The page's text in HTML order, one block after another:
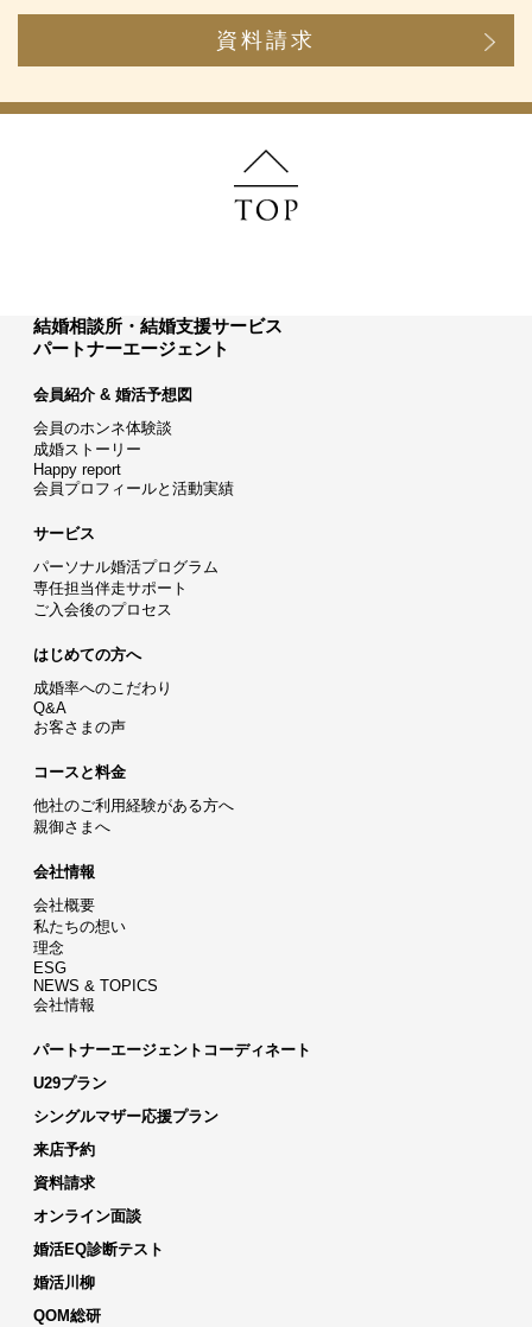
資料請求
結婚相談所・結婚支援サービス
パートナーエージェント
会員紹介 & 婚活予想図
会員のホンネ体験談
成婚ストーリー
Happy report
会員プロフィールと活動実績
サービス
パーソナル婚活プログラム
専任担当伴走サポート
ご入会後のプロセス
はじめての方へ
成婚率へのこだわり
Q&A
お客さまの声
コースと料金
他社のご利用経験がある方へ
親御さまへ
会社情報
会社概要
私たちの想い
理念
ESG
NEWS & TOPICS
会社情報
パートナーエージェントコーディネート
U29プラン
シングルマザー応援プラン
来店予約
資料請求
オンライン面談
婚活EQ診断テスト
婚活川柳
QOM総研